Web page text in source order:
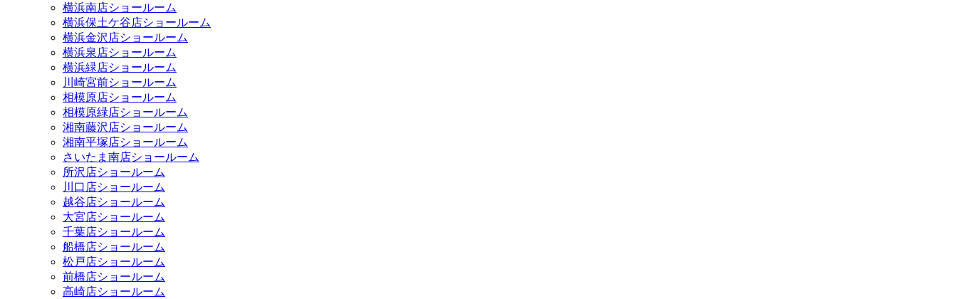
横浜南店ショールーム
横浜保土ケ谷店ショールーム
横浜金沢店ショールーム
横浜泉店ショールーム
横浜緑店ショールーム
川崎宮前ショールーム
相模原店ショールーム
相模原緑店ショールーム
湘南藤沢店ショールーム
湘南平塚店ショールーム
さいたま南店ショールーム
所沢店ショールーム
川口店ショールーム
越谷店ショールーム
大宮店ショールーム
千葉店ショールーム
船橋店ショールーム
松戸店ショールーム
前橋店ショールーム
高崎店ショールーム